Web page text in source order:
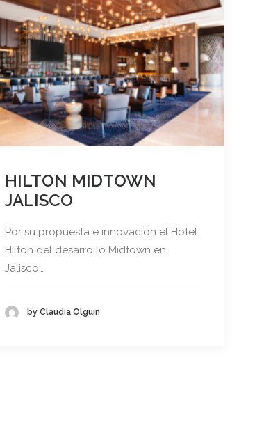
HILTON MIDTOWN
JALISCO
Por su propuesta e innovación el Hotel
Hilton del desarrollo Midtown en
Jalisco…
by Claudia Olguín